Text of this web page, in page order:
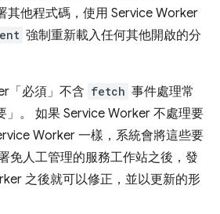
其他程式碼，使用 Service Worker
強制重新載入任何其他開啟的分
「必須」 不含 fetch 事件處理常
」。 如果 Service Worker 不處理要
Worker 一樣，系統會將這些要
免人工管理的服務工作站之後，發
之後就可以修正，並以更新的形